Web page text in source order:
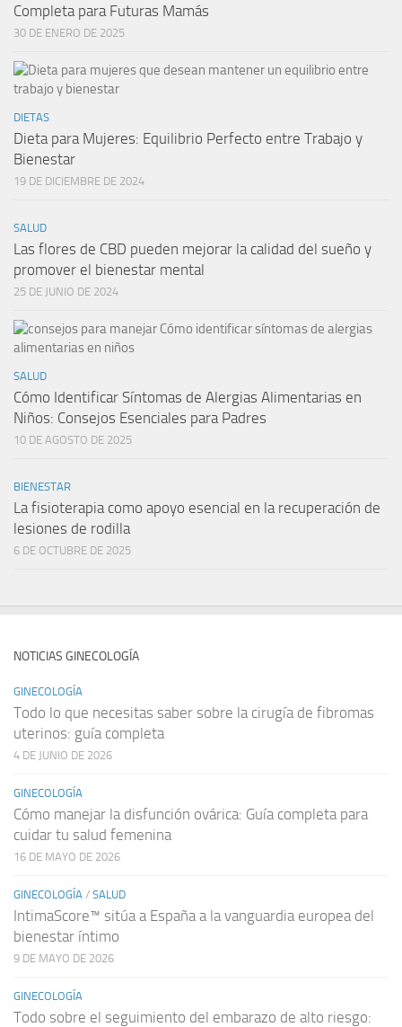
Completa para Futuras Mamás
30 DE ENERO DE 2025
DIETAS
Dieta para Mujeres: Equilibrio Perfecto entre Trabajo y
Bienestar
19 DE DICIEMBRE DE 2024
SALUD
Las flores de CBD pueden mejorar la calidad del sueño y
promover el bienestar mental
25 DE JUNIO DE 2024
SALUD
Cómo Identificar Síntomas de Alergias Alimentarias en
Niños: Consejos Esenciales para Padres
10 DE AGOSTO DE 2025
BIENESTAR
La fisioterapia como apoyo esencial en la recuperación de
lesiones de rodilla
6 DE OCTUBRE DE 2025
NOTICIAS GINECOLOGÍA
GINECOLOGÍA
Todo lo que necesitas saber sobre la cirugía de fibromas
uterinos: guía completa
4 DE JUNIO DE 2026
GINECOLOGÍA
Cómo manejar la disfunción ovárica: Guía completa para
cuidar tu salud femenina
16 DE MAYO DE 2026
GINECOLOGÍA / SALUD
IntimaScore™ sitúa a España a la vanguardia europea del
bienestar íntimo
9 DE MAYO DE 2026
GINECOLOGÍA
Todo sobre el seguimiento del embarazo de alto riesgo: